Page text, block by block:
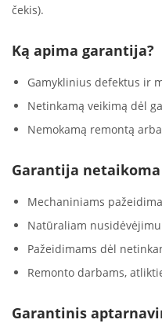
čekis).
Ką apima garantija?
Gamyklinius defektus ir
Netinkamą veikimą dėl
Nemokamą remontą
Garantija netaikoma
Mechaniniams
Natūraliam
Pažeidimams dėl
Remonto darbams,
Garantinis